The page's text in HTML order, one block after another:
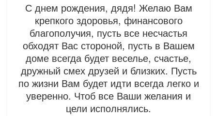
С днем рождения, дядя! Желаю Вам
крепкого здоровья, финансового
благополучия, пусть все несчастья
обходят Вас стороной, пусть в Вашем
доме всегда будет веселье, счастье,
дружный смех друзей и близких. Пусть
по жизни Вам будет идти всегда легко и
уверенно. Чтоб все Ваши желания и
цели исполнялись.